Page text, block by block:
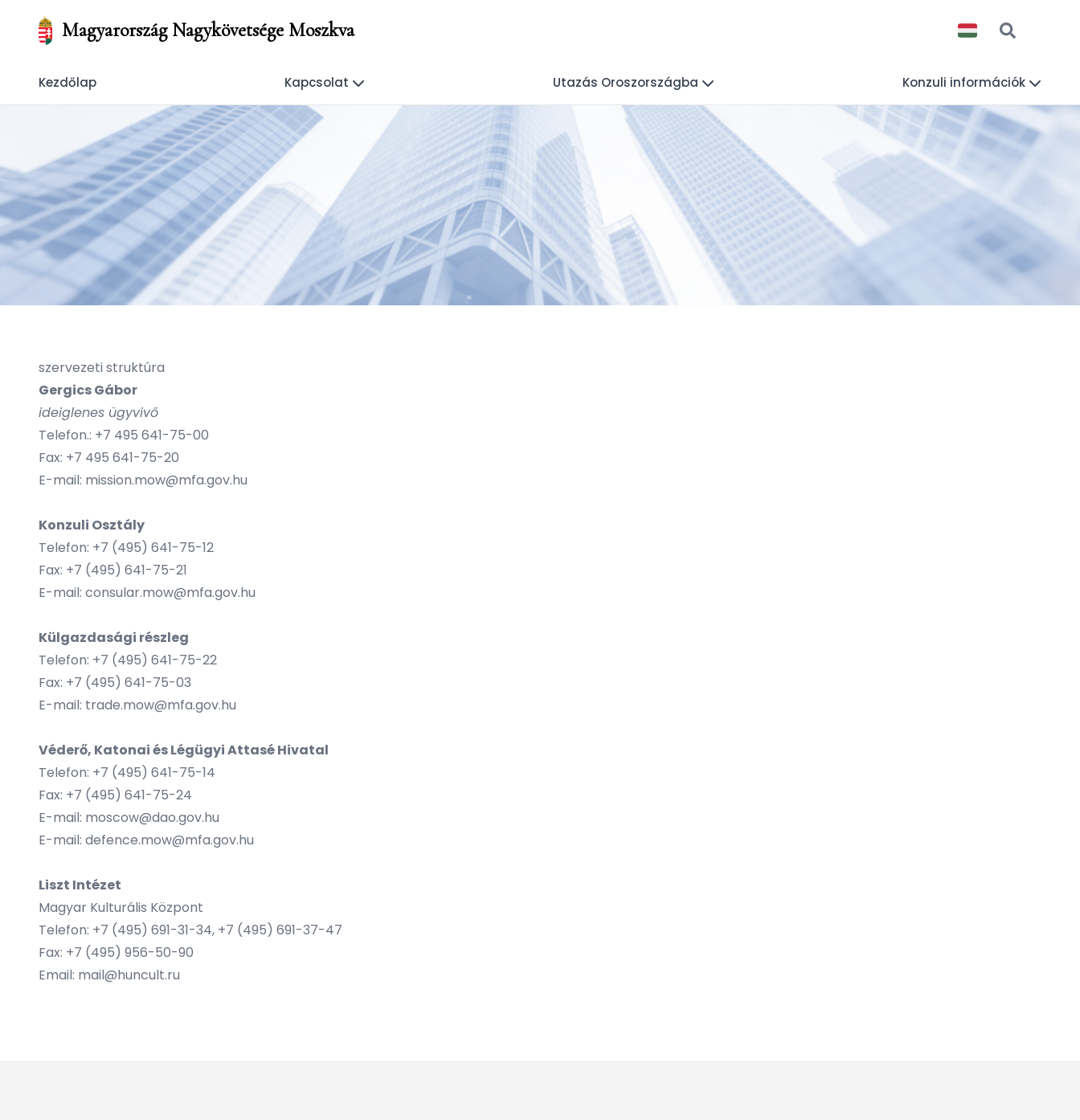
Magyarország Nagykövetsége Moszkva
Kezdőlap Kapcsolat Utazás Oroszországba Konzuli információk
szervezeti struktúra
Gergics Gábor
ideiglenes ügyvivő
Telefon.: +7 495 641-75-00
Fax: +7 495 641-75-20
E-mail: mission.mow@mfa.gov.hu
Konzuli Osztály
Telefon: +7 (495) 641-75-12
Fax: +7 (495) 641-75-21
E-mail: consular.mow@mfa.gov.hu
Külgazdasági részleg
Telefon: +7 (495) 641-75-22
Fax: +7 (495) 641-75-03
E-mail: trade.mow@mfa.gov.hu
Véderő, Katonai és Légügyi Attasé Hivatal
Telefon: +7 (495) 641-75-14
Fax: +7 (495) 641-75-24
E-mail: moscow@dao.gov.hu
E-mail: defence.mow@mfa.gov.hu
Liszt Intézet
Magyar Kulturális Központ
Telefon: +7 (495) 691-31-34, +7 (495) 691-37-47
Fax: +7 (495) 956-50-90
Email: mail@huncult.ru